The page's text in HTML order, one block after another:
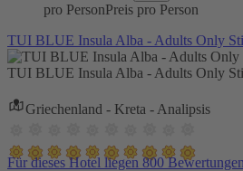
pro PersonPreis pro Person
TUI BLUE Insula Alba - Adults Only
TUI BLUE Insula Alba - Adults Only
Griechenland - Kreta - Analipsis
Für dieses Hotel liegen 800